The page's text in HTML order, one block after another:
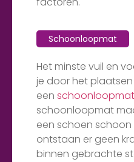
Schoonloopmat
Het minste vuil en
je door het
een schoonloopmat
schoonloopmat
een schoen schoon
ontstaan er geen
binnen gebrachte